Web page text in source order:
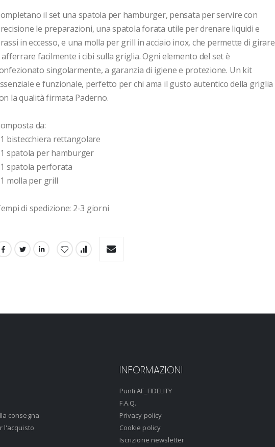
il set una spatola per hamburger, pensata per servire con
le preparazioni, una spatola forata utile per drenare liquidi e
in eccesso, e una molla per grill in acciaio inox, che permette di girare
afferrare facilmente i cibi sulla griglia. Ogni elemento del set è
singolarmente, a garanzia di igiene e protezione. Un kit
e funzionale, perfetto per chi ama il gusto autentico della griglia
la qualità firmata Paderno.
da:
bistecchiera rettangolare
spatola per hamburger
spatola perforata
molla per grill
di spedizione: 2-3 giorni
consegna
l'acquisto
INFORMAZIONI
Punti AF_FIDELITY
F.A.Q.
Privacy policy
Cookie policy
Iscrizione newsletter